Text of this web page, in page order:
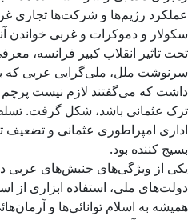
عملکرد رژیم‌ها و شرکت‌ها تجاری
سکولار و دموکرات و غربی خواندن
تحت تاثیر انقلاب کبیر فرانسه،
سرنوشت ملل، ملی‌گرایی عربی که
داشت که می‌گفتند لازم نیست
ترک عثمانی باشد، شکل گرفت.
اداری امپراطوری عثمانی و تضعیف
بسیج کننده بود.
یکی از ویژگی‌های جنبش‌های عربی
دولت‌های ملی، استفاده ابزاری از
همیشه به اسلام توانائی‌ها و